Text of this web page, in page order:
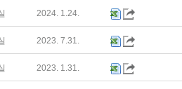
2024. 1.24.
2023. 7.31.
2023. 1.31.